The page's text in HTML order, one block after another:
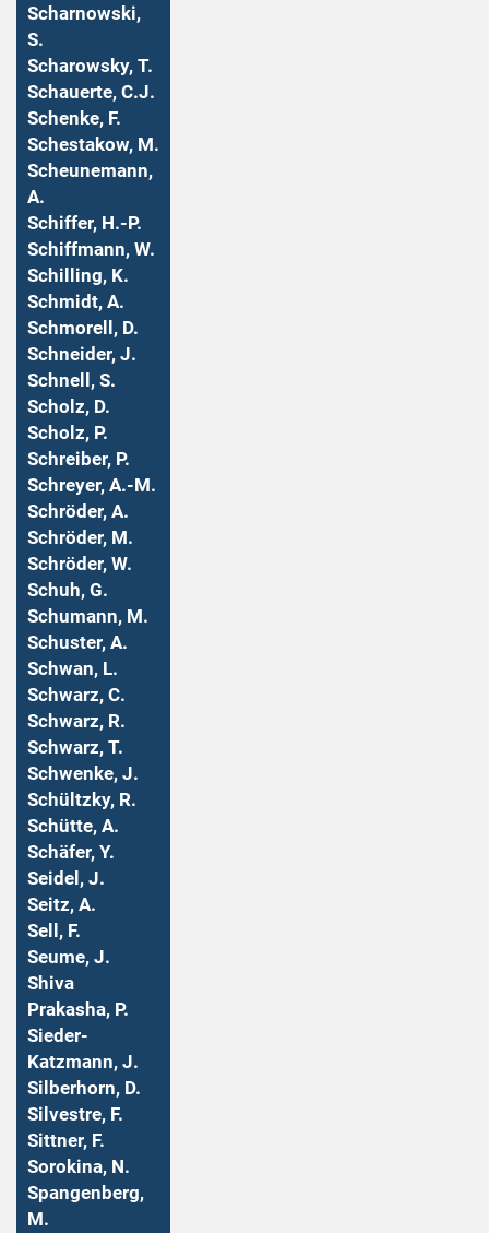
Scharnowski,
S.
Scharowsky, T.
Schauerte, C.J.
Schenke, F.
Schestakow, M.
Scheunemann,
A.
Schiffer, H.-P.
Schiffmann, W.
Schilling, K.
Schmidt, A.
Schmorell, D.
Schneider, J.
Schnell, S.
Scholz, D.
Scholz, P.
Schreiber, P.
Schreyer, A.-M.
Schröder, A.
Schröder, M.
Schröder, W.
Schuh, G.
Schumann, M.
Schuster, A.
Schwan, L.
Schwarz, C.
Schwarz, R.
Schwarz, T.
Schwenke, J.
Schültzky, R.
Schütte, A.
Schäfer, Y.
Seidel, J.
Seitz, A.
Sell, F.
Seume, J.
Shiva
Prakasha, P.
Sieder-
Katzmann, J.
Silberhorn, D.
Silvestre, F.
Sittner, F.
Sorokina, N.
Spangenberg,
M.